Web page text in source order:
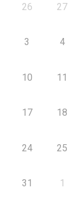
26 27
3 4
10 11
17 18
24 25
31 1